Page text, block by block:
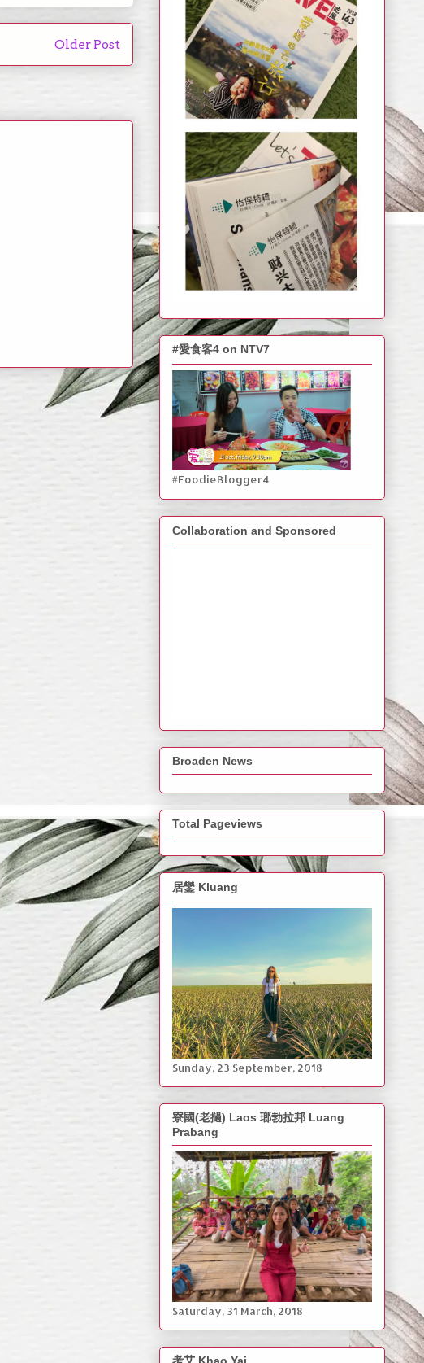
Older Post
#愛食客4 on NTV7
#FoodieBlogger4
Collaboration and Sponsored
Broaden News
Total Pageviews
居鑾 Kluang
‎Sunday, ‎23 ‎September, ‎2018
寮國(老撾) Laos 瑯勃拉邦 Luang
Prabang
Saturday, ‎31 March, ‎2018